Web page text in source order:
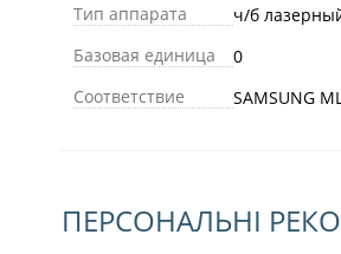
Тип аппарата
ч/б
Базовая единица
0
Соответствие
SAMSUNG
ПЕРСОНАЛЬНІ